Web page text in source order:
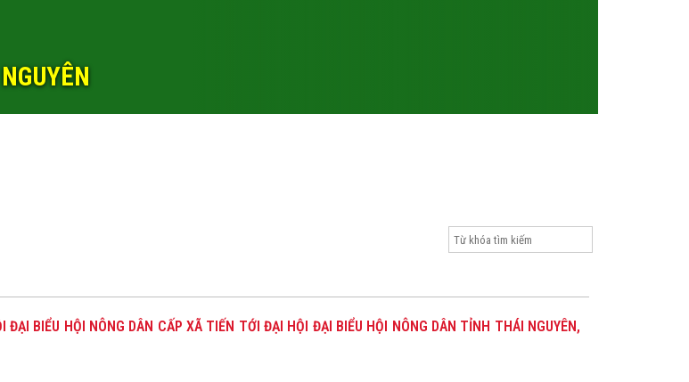
ĐẠI BIỂU HỘI NÔNG DÂN CẤP XÃ TIẾN TỚI ĐẠI HỘI ĐẠI BIỂU HỘI NÔNG DÂN TỈNH THÁI NGUYÊN,